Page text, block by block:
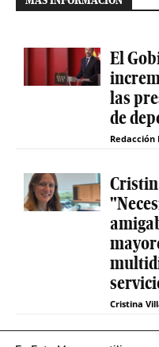
El
las
de
Redacción
Cristina